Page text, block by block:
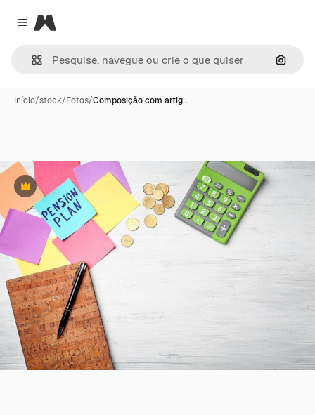
Close menu
Magnific
Início/stock/Fotos/Composição com artig…
Premium